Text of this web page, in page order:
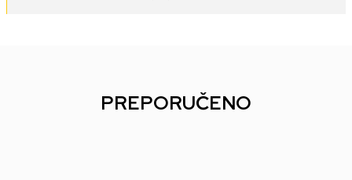
PREPORUČENO